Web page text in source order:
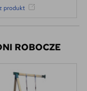
produkt
ROBOCZE